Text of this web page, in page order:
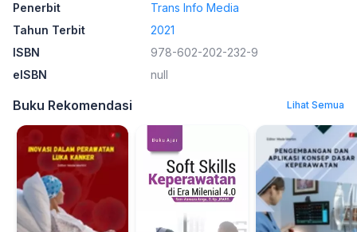
Penerbit
Trans Info Media
Tahun Terbit
2021
ISBN
978-602-202-232-9
eISBN
null
Buku Rekomendasi Lihat Semua